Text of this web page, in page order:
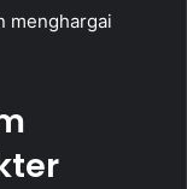
menghargai